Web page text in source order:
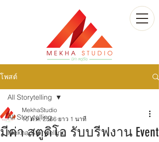
โพสต์
All Storytelling
Mekha Storytelling
All Storytelling
มีค่า สตูดิโอ รับบรีฟงาน Event
MekhaStudio
10 ต.ค. 2566 ยาว 1 นาที